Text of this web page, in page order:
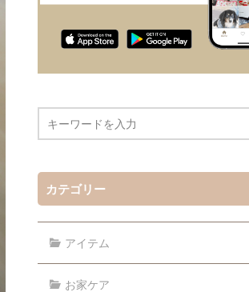
カテゴリー
アイテム
お家ケア